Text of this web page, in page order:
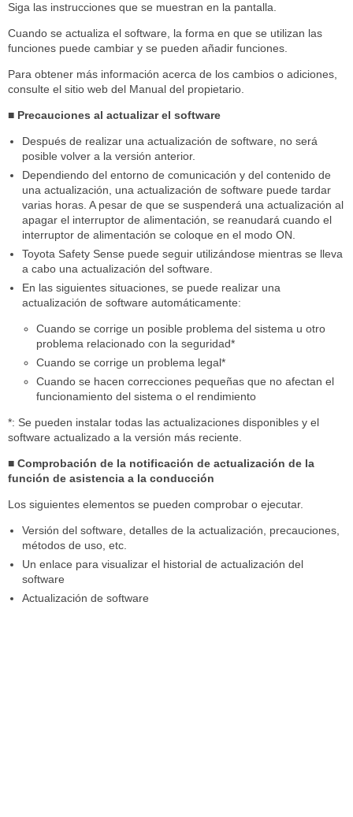
Siga las instrucciones que se muestran en la pantalla.
Cuando se actualiza el software, la forma en que se utilizan las
funciones puede cambiar y se pueden añadir funciones.
Para obtener más información acerca de los cambios o adiciones,
consulte el sitio web del Manual del propietario.
■ Precauciones al actualizar el software
Después de realizar una actualización de software, no será
posible volver a la versión anterior.
Dependiendo del entorno de comunicación y del contenido de
una actualización, una actualización de software puede tardar
varias horas. A pesar de que se suspenderá una actualización al
apagar el interruptor de alimentación, se reanudará cuando el
interruptor de alimentación se coloque en el modo ON.
Toyota Safety Sense puede seguir utilizándose mientras se lleva
a cabo una actualización del software.
En las siguientes situaciones, se puede realizar una
actualización de software automáticamente:
Cuando se corrige un posible problema del sistema u otro
problema relacionado con la seguridad*
Cuando se corrige un problema legal*
Cuando se hacen correcciones pequeñas que no afectan el
funcionamiento del sistema o el rendimiento
*: Se pueden instalar todas las actualizaciones disponibles y el
software actualizado a la versión más reciente.
■ Comprobación de la notificación de actualización de la
función de asistencia a la conducción
Los siguientes elementos se pueden comprobar o ejecutar.
Versión del software, detalles de la actualización, precauciones,
métodos de uso, etc.
Un enlace para visualizar el historial de actualización del
software
Actualización de software